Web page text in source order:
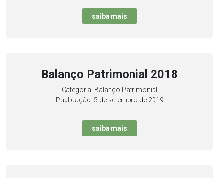
saiba mais
Balanço Patrimonial 2018
Categoria: Balanço Patrimonial
Publicação: 5 de setembro de 2019
saiba mais